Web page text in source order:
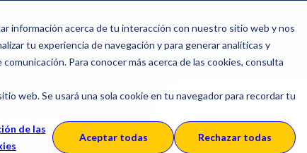
información acerca de tu interacción con nuestro sitio web y nos
tu experiencia de navegación y para generar analíticas y
Para conocer más acerca de las cookies, consulta
web. Se usará una sola cookie en tu navegador para recordar tu
de las
Aceptar todas Rechazar todas
Correo corporativo